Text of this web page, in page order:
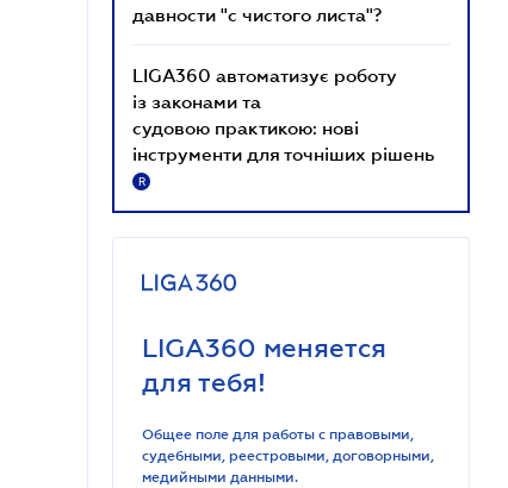
давности "с чистого листа"?
LIGA360 автоматизує роботу
із законами та
судовою практикою: нові
інструменти для точніших рішень
R
LIGA360 меняется
для тебя!
Общее поле для работы с правовыми,
судебными, реестровыми, договорными,
медийными данными.